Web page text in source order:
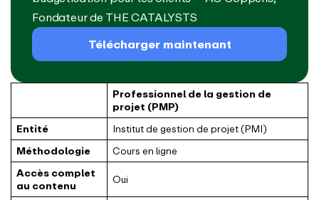
Fondateur de THE CATALYSTS
Télécharger maintenant
Professionnel de la gestion de
projet (PMP)
Entité
Institut de gestion de projet (PMI)
Méthodologie
Cours en ligne
Accès complet
au contenu
Oui